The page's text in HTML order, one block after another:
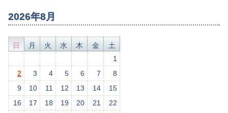
2026年8月
日 月 火 水 木 金
土
1
2
3 4 5 6 7
8
9
10 11 12 13 14
15
16
17 18 19 20 21
22